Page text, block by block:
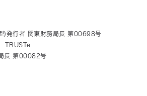
)発行者 関東財務局長 第00698号
TRUSTe
長 第00082号